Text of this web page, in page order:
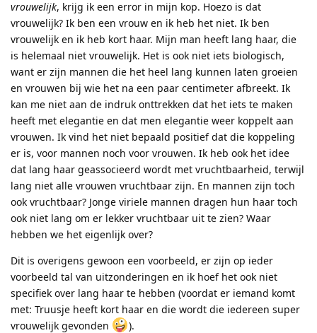
vrouwelijk, krijg ik een error in mijn kop. Hoezo is dat
vrouwelijk? Ik ben een vrouw en ik heb het niet. Ik ben
vrouwelijk en ik heb kort haar. Mijn man heeft lang haar, die
is helemaal niet vrouwelijk. Het is ook niet iets biologisch,
want er zijn mannen die het heel lang kunnen laten groeien
en vrouwen bij wie het na een paar centimeter afbreekt. Ik
kan me niet aan de indruk onttrekken dat het iets te maken
heeft met elegantie en dat men elegantie weer koppelt aan
vrouwen. Ik vind het niet bepaald positief dat die koppeling
er is, voor mannen noch voor vrouwen. Ik heb ook het idee
dat lang haar geassocieerd wordt met vruchtbaarheid, terwijl
lang niet alle vrouwen vruchtbaar zijn. En mannen zijn toch
ook vruchtbaar? Jonge viriele mannen dragen hun haar toch
ook niet lang om er lekker vruchtbaar uit te zien? Waar
hebben we het eigenlijk over?
Dit is overigens gewoon een voorbeeld, er zijn op ieder
voorbeeld tal van uitzonderingen en ik hoef het ook niet
specifiek over lang haar te hebben (voordat er iemand komt
met: Truusje heeft kort haar en die wordt die iedereen super
vrouwelijk gevonden
).